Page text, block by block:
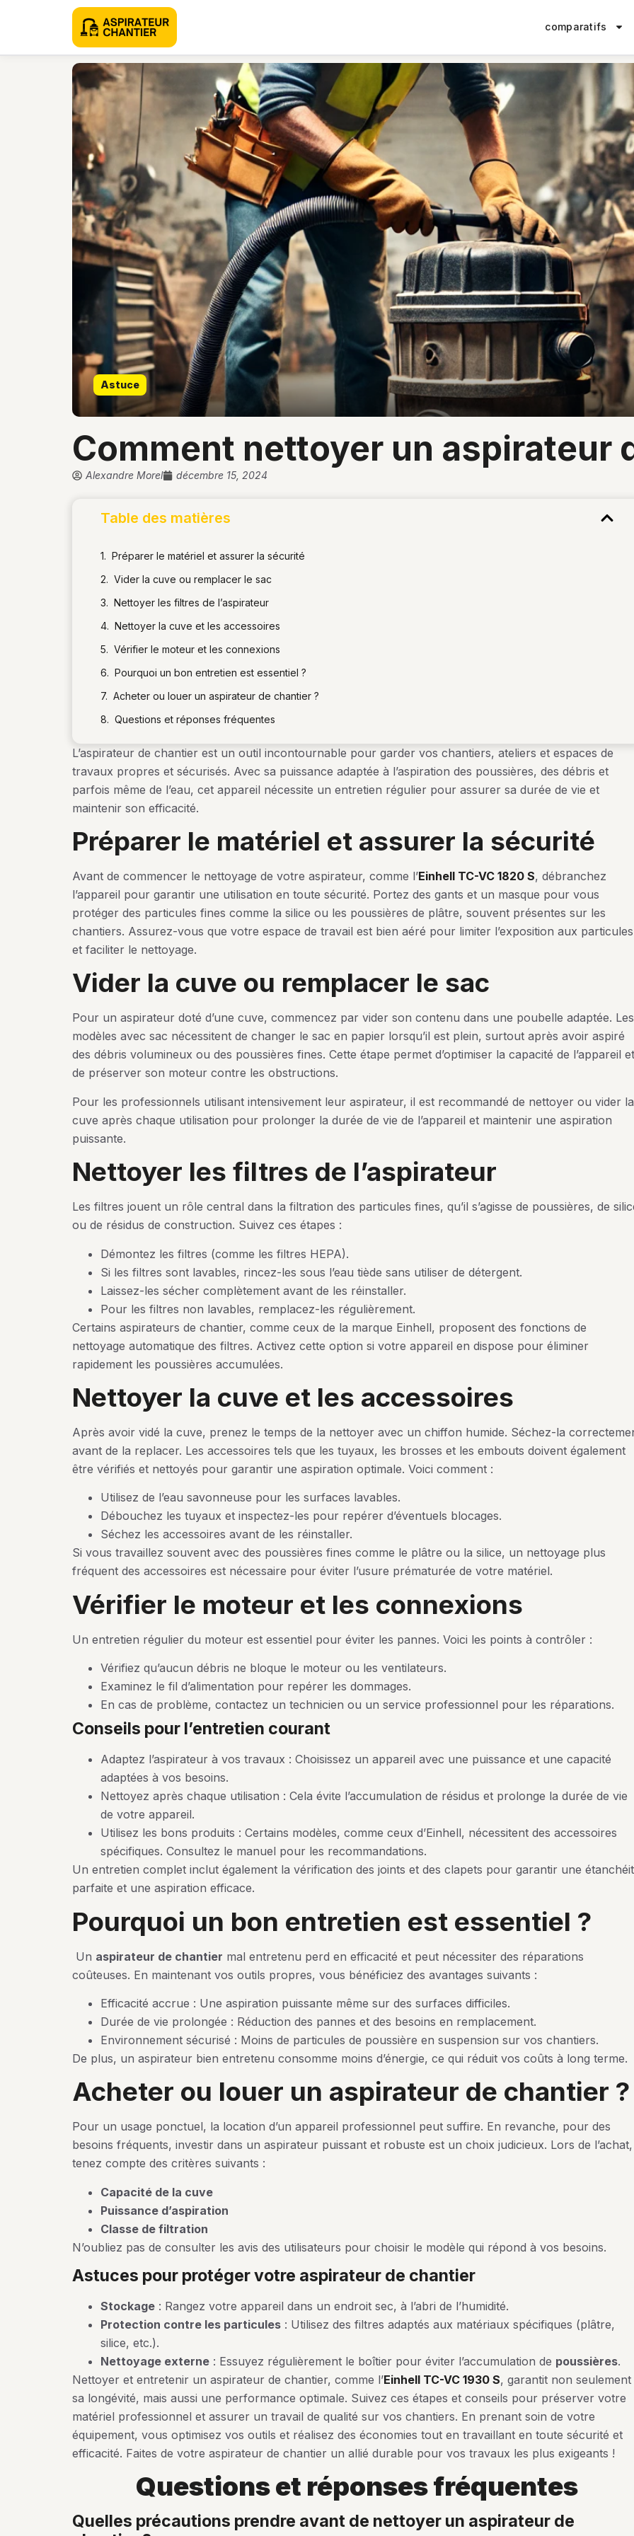
comparatifs
Astuce
comment nettoyer un aspirateur
Alexandre Morel décembre 15, 2024
Table des matières
Préparer le matériel et assurer la sécurité
Vider la cuve ou remplacer le sac
Nettoyer les filtres de l’aspirateur
Nettoyer la cuve et les accessoires
Vérifier le moteur et les connexions
Pourquoi un bon entretien est essentiel ?
Acheter ou louer un aspirateur de chantier ?
Questions et réponses fréquentes
L’aspirateur de chantier est un outil incontournable pour garder vos chantiers, ateliers et espaces de
travaux propres et sécurisés. Avec sa puissance adaptée à l’aspiration des poussières, des débris et
parfois même de l’eau, cet appareil nécessite un entretien régulier pour assurer sa durée de vie et
maintenir son efficacité.
préparer le matériel et assurer la sécurité
Avant de commencer le nettoyage de votre aspirateur, comme l’Einhell TC-VC 1820 S, débranchez
l’appareil pour garantir une utilisation en toute sécurité. Portez des gants et un masque pour vous
protéger des particules fines comme la silice ou les poussières de plâtre, souvent présentes sur les
chantiers. Assurez-vous que votre espace de travail est bien aéré pour limiter l’exposition aux particules
et faciliter le nettoyage.
vider la cuve ou remplacer le sac
Pour un aspirateur doté d’une cuve, commencez par vider son contenu dans une poubelle adaptée. Les
modèles avec sac nécessitent de changer le sac en papier lorsqu’il est plein, surtout après avoir aspiré
des débris volumineux ou des poussières fines. Cette étape permet d’optimiser la capacité de l’appareil et
de préserver son moteur contre les obstructions.
Pour les professionnels utilisant intensivement leur aspirateur, il est recommandé de nettoyer ou vider la
cuve après chaque utilisation pour prolonger la durée de vie de l’appareil et maintenir une aspiration
puissante.
nettoyer les filtres de l’aspirateur
Les filtres jouent un rôle central dans la filtration des particules fines, qu’il s’agisse de poussières, de
ou de résidus de construction. Suivez ces étapes :
Démontez les filtres (comme les filtres HEPA).
Si les filtres sont lavables, rincez-les sous l’eau tiède sans utiliser de détergent.
Laissez-les sécher complètement avant de les réinstaller.
Pour les filtres non lavables, remplacez-les régulièrement.
Certains aspirateurs de chantier, comme ceux de la marque Einhell, proposent des fonctions de
nettoyage automatique des filtres. Activez cette option si votre appareil en dispose pour éliminer
rapidement les poussières accumulées.
nettoyer la cuve et les accessoires
Après avoir vidé la cuve, prenez le temps de la nettoyer avec un chiffon humide. Séchez-la
avant de la replacer. Les accessoires tels que les tuyaux, les brosses et les embouts doivent également
être vérifiés et nettoyés pour garantir une aspiration optimale. Voici comment :
Utilisez de l’eau savonneuse pour les surfaces lavables.
Débouchez les tuyaux et inspectez-les pour repérer d’éventuels blocages.
Séchez les accessoires avant de les réinstaller.
Si vous travaillez souvent avec des poussières fines comme le plâtre ou la silice, un nettoyage plus
fréquent des accessoires est nécessaire pour éviter l’usure prématurée de votre matériel.
vérifier le moteur et les connexions
Un entretien régulier du moteur est essentiel pour éviter les pannes. Voici les points à contrôler :
Vérifiez qu’aucun débris ne bloque le moteur ou les ventilateurs.
Examinez le fil d’alimentation pour repérer les dommages.
En cas de problème, contactez un technicien ou un service professionnel pour les réparations.
conseils pour l’entretien courant
Adaptez l’aspirateur à vos travaux : Choisissez un appareil avec une puissance et une capacité
adaptées à vos besoins.
Nettoyez après chaque utilisation : Cela évite l’accumulation de résidus et prolonge la durée de vie
de votre appareil.
Utilisez les bons produits : Certains modèles, comme ceux d’Einhell, nécessitent des accessoires
spécifiques. Consultez le manuel pour les recommandations.
Un entretien complet inclut également la vérification des joints et des clapets pour garantir une
parfaite et une aspiration efficace.
pourquoi un bon entretien est essentiel ?
Un aspirateur de chantier mal entretenu perd en efficacité et peut nécessiter des réparations
coûteuses. En maintenant vos outils propres, vous bénéficiez des avantages suivants :
Efficacité accrue : Une aspiration puissante même sur des surfaces difficiles.
Durée de vie prolongée : Réduction des pannes et des besoins en remplacement.
Environnement sécurisé : Moins de particules de poussière en suspension sur vos chantiers.
De plus, un aspirateur bien entretenu consomme moins d’énergie, ce qui réduit vos coûts à long terme.
acheter ou louer un aspirateur de chantier ?
Pour un usage ponctuel, la location d’un appareil professionnel peut suffire. En revanche, pour des
besoins fréquents, investir dans un aspirateur puissant et robuste est un choix judicieux. Lors de l’achat,
tenez compte des critères suivants :
Capacité de la cuve
Puissance d’aspiration
Classe de filtration
N’oubliez pas de consulter les avis des utilisateurs pour choisir le modèle qui répond à vos besoins.
astuces pour protéger votre aspirateur de chantier
Stockage : Rangez votre appareil dans un endroit sec, à l’abri de l’humidité.
Protection contre les particules : Utilisez des filtres adaptés aux matériaux spécifiques (plâtre,
silice, etc.).
Nettoyage externe : Essuyez régulièrement le boîtier pour éviter l’accumulation de poussières.
Nettoyer et entretenir un aspirateur de chantier, comme l’Einhell TC-VC 1930 S, garantit non seulement
sa longévité, mais aussi une performance optimale. Suivez ces étapes et conseils pour préserver votre
matériel professionnel et assurer un travail de qualité sur vos chantiers. En prenant soin de votre
équipement, vous optimisez vos outils et réalisez des économies tout en travaillant en toute sécurité et
efficacité. Faites de votre aspirateur de chantier un allié durable pour vos travaux les plus exigeants !
questions et réponses fréquentes
quelles précautions prendre avant de nettoyer un aspirateur de